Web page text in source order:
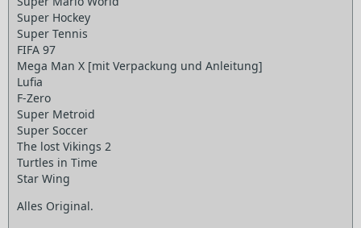
Super Hockey
Super Tennis
FIFA 97
Mega Man X [mit Verpackung und Anleitung]
Lufia
F-Zero
Super Metroid
Super Soccer
The lost Vikings 2
Turtles in Time
Star Wing
Alles Original.